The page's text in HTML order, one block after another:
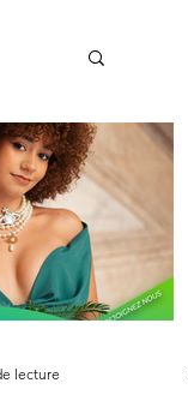
lecture